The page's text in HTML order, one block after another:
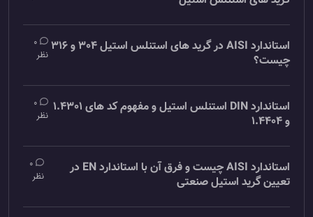
استاندارد AISI در گرید های استنلس استیل 304 و 316
چیست؟
0
نظر
استاندارد DIN استنلس استیل و مفهوم کد های 1.4301
و 1.4404
0
نظر
استاندارد AISI چیست و فرق آن با استاندارد EN در
تعیین گرید استیل صنعتی
0
نظر